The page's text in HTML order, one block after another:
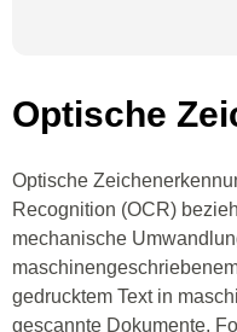
Optische
Optische
Recognition (OCR)
mechanische
gedrucktem Text in
gescannte Dokumente,